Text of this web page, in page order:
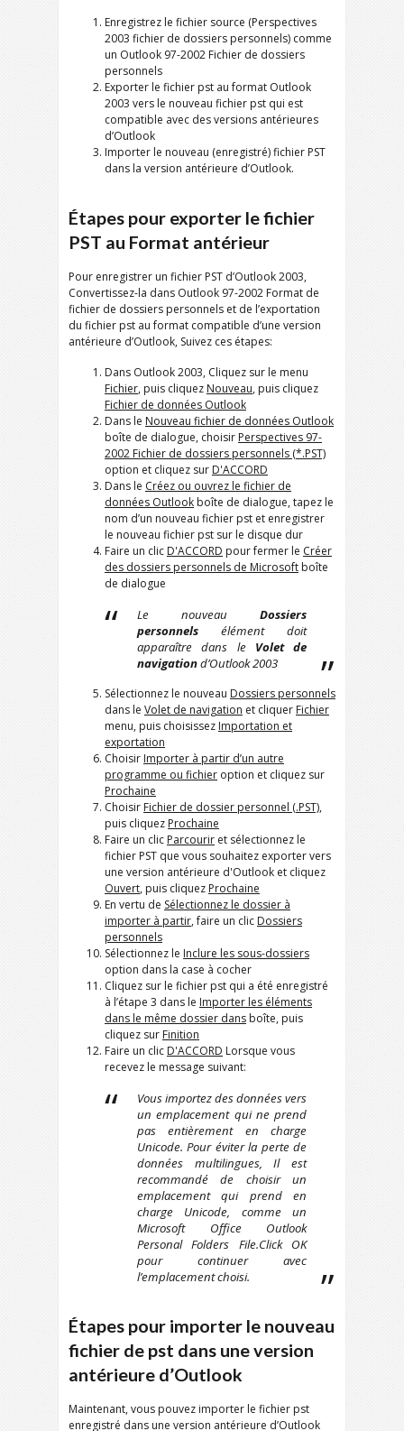
Enregistrez le fichier source (Perspectives
2003 fichier de dossiers personnels) comme
un Outlook 97-2002 Fichier de dossiers
personnels
Exporter le fichier pst au format Outlook
2003 vers le nouveau fichier pst qui est
compatible avec des versions antérieures
d’Outlook
Importer le nouveau (enregistré) fichier PST
dans la version antérieure d’Outlook.
Étapes pour exporter le fichier
PST au Format antérieur
Pour enregistrer un fichier PST d’Outlook 2003,
Convertissez-la dans Outlook 97-2002 Format de
fichier de dossiers personnels et de l’exportation
du fichier pst au format compatible d’une version
antérieure d’Outlook, Suivez ces étapes:
Dans Outlook 2003, Cliquez sur le menu
Fichier, puis cliquez Nouveau, puis cliquez
Fichier de données Outlook
Dans le Nouveau fichier de données Outlook
boîte de dialogue, choisir Perspectives 97-
2002 Fichier de dossiers personnels (*.PST)
option et cliquez sur D'ACCORD
Dans le Créez ou ouvrez le fichier de
données Outlook boîte de dialogue, tapez le
nom d’un nouveau fichier pst et enregistrer
le nouveau fichier pst sur le disque dur
Faire un clic D'ACCORD pour fermer le Créer
des dossiers personnels de Microsoft boîte
de dialogue
Le nouveau Dossiers
personnels élément doit
apparaître dans le Volet de
navigationd’Outlook 2003
Sélectionnez le nouveau Dossiers personnels
dans le Volet de navigation et cliquer Fichier
menu, puis choisissez Importation et
exportation
Choisir Importer à partir d’un autre
programme ou fichier option et cliquez sur
Prochaine
Choisir Fichier de dossier personnel (.PST),
puis cliquez Prochaine
Faire un clic Parcourir et sélectionnez le
fichier PST que vous souhaitez exporter vers
une version antérieure d'Outlook et cliquez
Ouvert, puis cliquez Prochaine
En vertu de Sélectionnez le dossier à
importer à partir, faire un clic Dossiers
personnels
Sélectionnez le Inclure les sous-dossiers
option dans la case à cocher
Cliquez sur le fichier pst qui a été enregistré
à l’étape 3 dans le Importer les éléments
dans le même dossier dans boîte, puis
cliquez sur Finition
Faire un clic D'ACCORD Lorsque vous
recevez le message suivant:
Vous importez des données vers
un emplacement qui ne prend
pas entièrement en charge
Unicode. Pour éviter la perte de
données multilingues, Il est
recommandé de choisir un
emplacement qui prend en
charge Unicode, comme un
Microsoft Office Outlook
Personal Folders File.Click OK
pour continuer avec
l’emplacement choisi.
Étapes pour importer le nouveau
fichier de pst dans une version
antérieure d’Outlook
Maintenant, vous pouvez importer le fichier pst
enregistré dans une version antérieure d’Outlook